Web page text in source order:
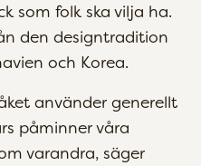
som folk ska vilja ha.
den designtradition
och Korea.
använder generellt
påminner våra
varandra, säger